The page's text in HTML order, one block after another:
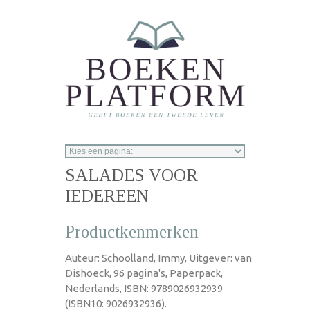
SALADES VOOR
IEDEREEN
Productkenmerken
Auteur: Schoolland, Immy, Uitgever: van
Dishoeck, 96 pagina's, Paperpack,
Nederlands, ISBN: 9789026932939
(ISBN10: 9026932936).